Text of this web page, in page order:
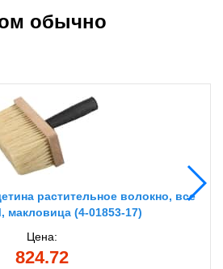
обычно
растительное волокно, все
(4-01853-17)
Цена:
824.72